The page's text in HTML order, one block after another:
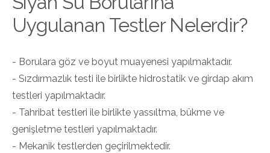
Uygulanan Testler Nelerdir?
- Borulara göz ve boyut muayenesi yapılmaktadır.
- Sızdırmazlık testi ile birlikte hidrostatik ve girdap akım
testleri yapılmaktadır.
- Tahribat testleri ile birlikte yassıltma, bükme ve
genişletme testleri yapılmaktadır.
- Mekanik testlerden geçirilmektedir.